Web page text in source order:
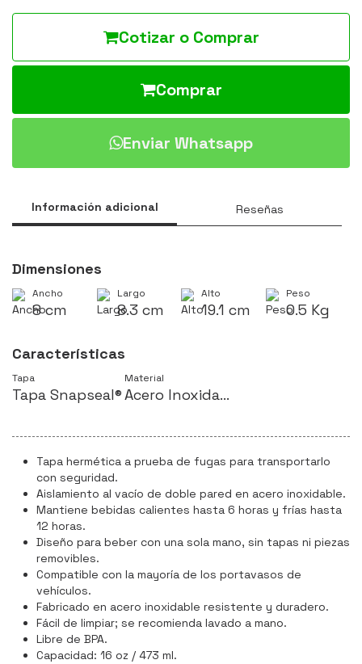
Cotizar o Comprar
Comprar
Enviar Whatsapp
Información adicional Reseñas
Dimensiones
Ancho
8 cm
Largo
8.3 cm
Alto
19.1 cm
Peso
0.5 Kg
Características
Tapa
Tapa Snapseal®
Material
Acero Inoxidable
Tapa hermética a prueba de fugas para transportarlo
con seguridad.
Aislamiento al vacío de doble pared en acero inoxidable.
Mantiene bebidas calientes hasta 6 horas y frías hasta
12 horas.
Diseño para beber con una sola mano, sin tapas ni piezas
removibles.
Compatible con la mayoría de los portavasos de
vehículos.
Fabricado en acero inoxidable resistente y duradero.
Fácil de limpiar; se recomienda lavado a mano.
Libre de BPA.
Capacidad: 16 oz / 473 ml.